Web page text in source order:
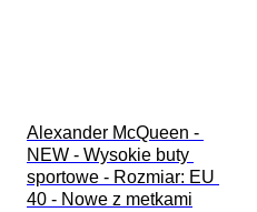
Alexander McQueen -
NEW - Wysokie buty
sportowe - Rozmiar: EU
40 - Nowe z metkami